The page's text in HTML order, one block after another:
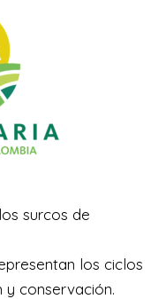
surcos de
los ciclos
y conservación.